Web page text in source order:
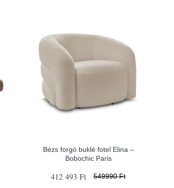
Bézs forgó buklé fotel Elina –
Bobochic Paris
412 493 Ft 549990 Ft